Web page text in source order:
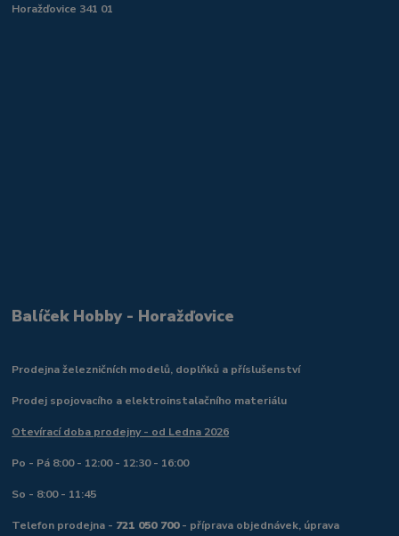
Horažďovice 341 01
Balíček Hobby - Horažďovice
Prodejna železničních modelů, doplňků a příslušenství
Prodej spojovacího a elektroinstalačního materiálu
Otevírací doba prodejny - od Ledna 2026
Po - Pá 8:00 - 12:00 - 12:30 - 16:00
So - 8:00 - 11:45
Telefon prodejna - 721 050 700- příprava objednávek, úprava